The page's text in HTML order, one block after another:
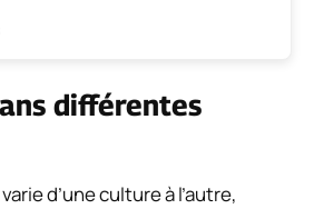
différentes
d’une culture à l’autre,